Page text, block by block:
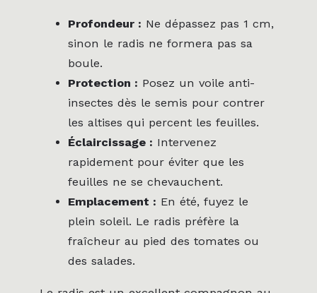
Profondeur : Ne dépassez pas 1 cm,
sinon le radis ne formera pas sa
boule.
Protection : Posez un voile anti-
insectes dès le semis pour contrer
les altises qui percent les feuilles.
Éclaircissage : Intervenez
rapidement pour éviter que les
feuilles ne se chevauchent.
Emplacement : En été, fuyez le
plein soleil. Le radis préfère la
fraîcheur au pied des tomates ou
des salades.